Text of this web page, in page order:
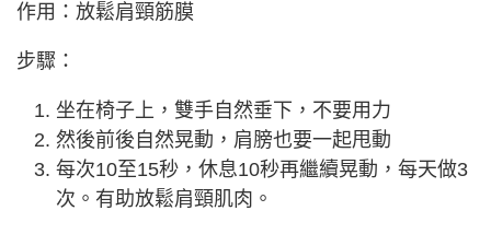
作用：放鬆肩頸筋膜
步驟：
坐在椅子上，雙手自然垂下，不要用力
然後前後自然晃動，肩膀也要一起甩動
每次10至15秒，休息10秒再繼續晃動，每天做3
次。有助放鬆肩頸肌肉。